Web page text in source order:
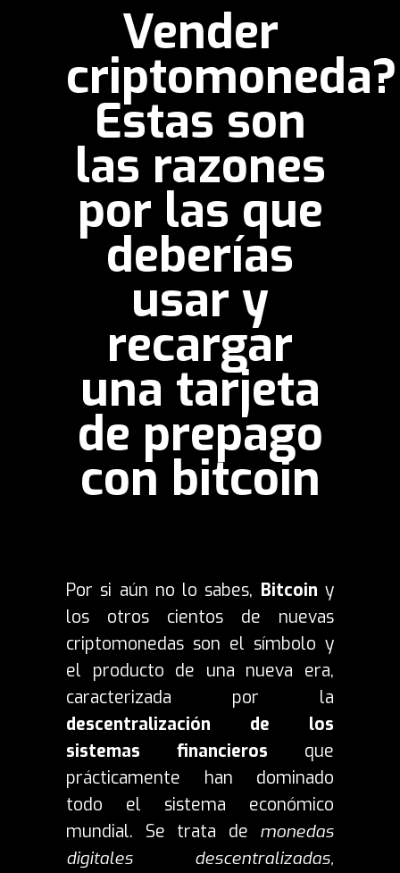
Vender
criptomoneda?
Estas son
las razones
por las que
deberías
usar y
recargar
una tarjeta
de prepago
con bitcoin
Por si aún no lo sabes, Bitcoin y
los otros cientos de nuevas
criptomonedas son el símbolo y
el producto de una nueva era,
caracterizada por la
descentralización de los
sistemas financieros que
prácticamente han dominado
todo el sistema económico
mundial. Se trata de monedas
digitales descentralizadas,